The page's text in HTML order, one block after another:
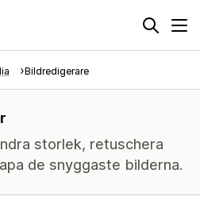
Bildredigerare
storlek, retuschera
de snyggaste bilderna.